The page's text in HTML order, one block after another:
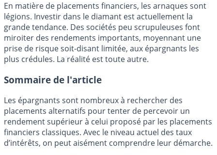
En matière de placements financiers, les arnaques sont
légions. Investir dans le diamant est actuellement la
grande tendance. Des sociétés peu scrupuleuses font
miroiter des rendements importants, moyennant une
prise de risque soit-disant limitée, aux épargnants les
plus crédules. La réalité est toute autre.
Sommaire de l'article
Les épargnants sont nombreux à rechercher des
placements alternatifs pour tenter de percevoir un
rendement supérieur à celui proposé par les placements
financiers classiques. Avec le niveau actuel des taux
d’intérêts, on peut aisément comprendre leur démarche.